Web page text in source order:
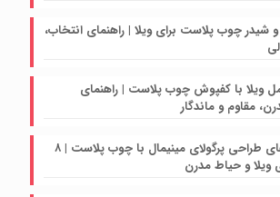
شیدر چوب پلاست برای ویلا | راهنمای انتخاب،
ویلا با کفپوش چوب پلاست | راهنمای
مقاوم و ماندگار
جدیدترین ایده های طراحی پرگولای مینیمال با چوب پلاست | ۸
و حیاط مدرن